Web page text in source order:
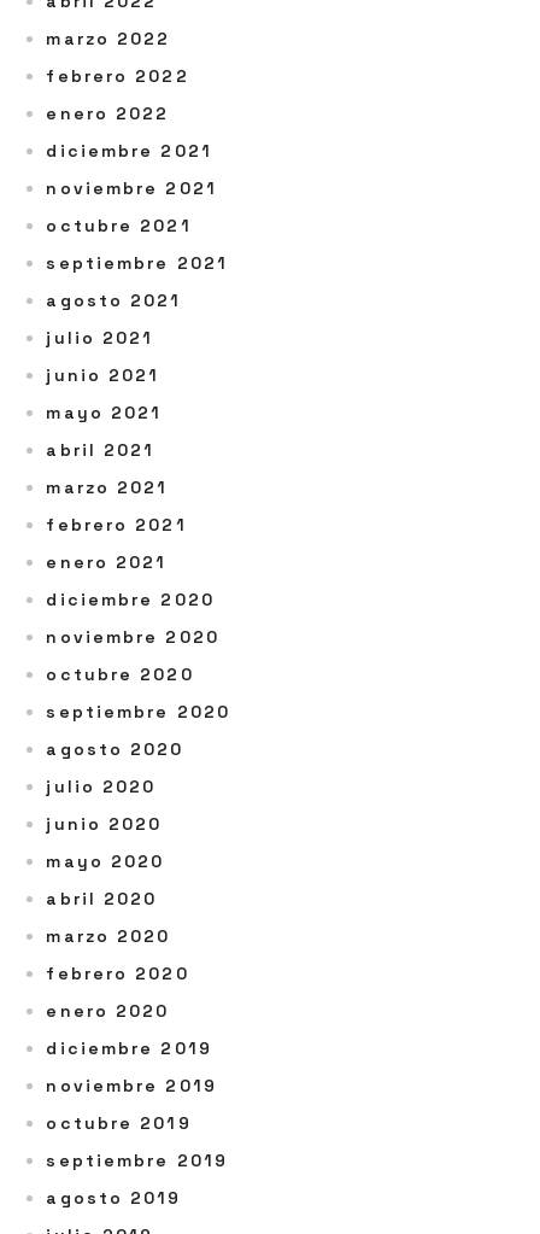
marzo 2022
febrero 2022
enero 2022
diciembre 2021
noviembre 2021
octubre 2021
septiembre 2021
agosto 2021
julio 2021
junio 2021
mayo 2021
abril 2021
marzo 2021
febrero 2021
enero 2021
diciembre 2020
noviembre 2020
octubre 2020
septiembre 2020
agosto 2020
julio 2020
junio 2020
mayo 2020
abril 2020
marzo 2020
febrero 2020
enero 2020
diciembre 2019
noviembre 2019
octubre 2019
septiembre 2019
agosto 2019